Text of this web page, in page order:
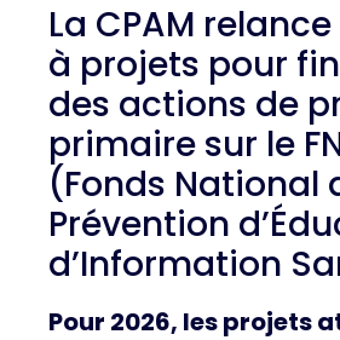
La CPAM
à projets pour
des actions de
primaire sur le
(Fonds National
Prévention
d’Information
Pour 2026, les projets